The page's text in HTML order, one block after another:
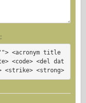
<acronym title
<code> <del dat
<strike> <strong>